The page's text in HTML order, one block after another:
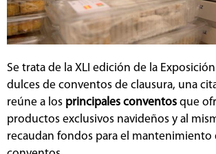
Se trata de la XLI edición de la
dulces de conventos de clausura, una
reúne a los principales conventos que
productos exclusivos navideños y al
recaudan fondos para el mantenimiento